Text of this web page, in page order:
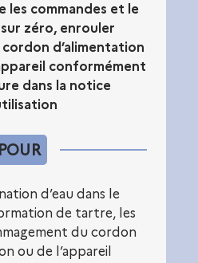
commandes et le
zéro, enrouler
d’alimentation
conformément
dans la notice
POUR
d’eau dans le
de tartre, les
du cordon
ou de l’appareil